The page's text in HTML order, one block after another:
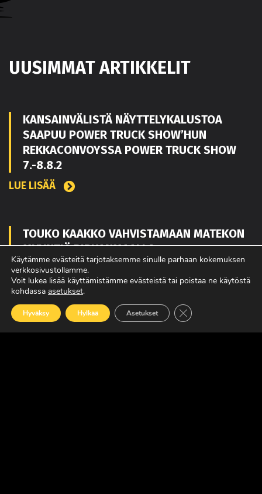
UUSIMMAT ARTIKKELIT
KANSAINVÄLISTÄ NÄYTTELYKALUSTOA
SAAPUU POWER TRUCK SHOW’HUN
REKKACONVOYSSA POWER TRUCK SHOW
7.-8.8.2
LUE LISÄÄ
TOUKO KAAKKO VAHVISTAMAAN MATEKON
MYYNTIÄ PIRKANMAALLA
LUE LISÄÄ
POWER TRUCK SHOW’SSA MUKANA
AMERIKASTA PALAAVA BLUE SCANIA,
Käytämme evästeitä tarjotaksemme sinulle parhaan kokemuksen
verkkosivustollamme.
Voit lukea lisää käyttämistämme evästeistä tai poistaa ne käytöstä
kohdassa asetukset.
Hyväksy Hylkää Asetukset Sulje evästebanneri